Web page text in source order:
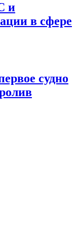
и
в сфере
судно